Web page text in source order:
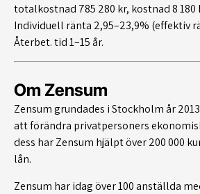
totalkostnad 785 280 kr, kostnad 8 180
Individuell ränta 2,95–23,9% (effektiv
Återbet. tid 1–15 år.
Om Zensum
Zensum grundades i Stockholm år
att förändra privatpersoners
dess har Zensum hjälpt över 200 000
lån.
Zensum har idag över 100 anställda